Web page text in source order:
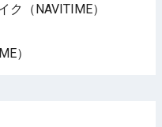
（NAVITIME）
）